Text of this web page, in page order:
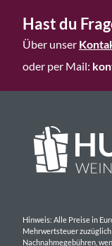
Hast du
Über unser
oder per Mail:
Hinweis: Alle Preise in
Mehrwertsteuer zuzüglich
Nachnahmegebühren,